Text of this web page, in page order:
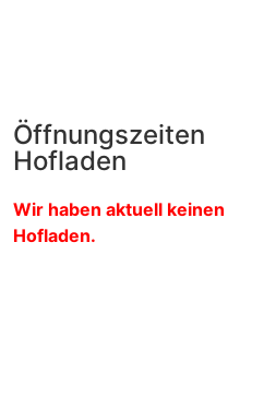
Öffnungszeiten
Hofladen
Wir haben aktuell keinen
Hofladen.